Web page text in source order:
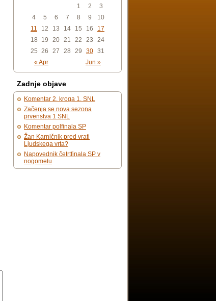
« Apr Jun »
1 2
3
4
5 6 7 8 9
10
11
12 13 14 15 16
17
18
19 20 21 22 23
24
25 26 27 28 29 30 31
Zadnje objave
Komentar 2. kroga 1. SNL
Začenja se nova sezona
prvenstva 1 SNL
Komentar polfinala SP
Žan Karničnik pred vrati
Ljudskega vrta?
Napovednik četrtfinala SP v
nogometu